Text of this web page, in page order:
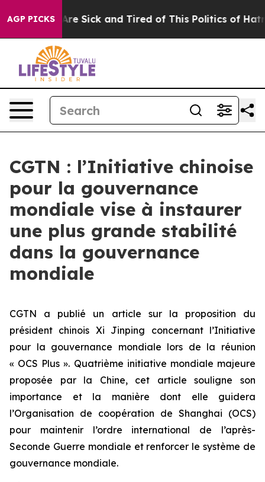
AGP PICKSAre Sick and Tired of This Politics of Hatred”
CGTN : l’Initiative chinoise
pour la gouvernance
mondiale vise à instaurer
une plus grande stabilité
dans la gouvernance
mondiale
CGTN a publié un article sur la proposition du
président chinois Xi Jinping concernant l’Initiative
pour la gouvernance mondiale lors de la réunion
« OCS Plus ». Quatrième initiative mondiale majeure
proposée par la Chine, cet article souligne son
importance et la manière dont elle guidera
l’Organisation de coopération de Shanghai (OCS)
pour maintenir l’ordre international de l’après-
Seconde Guerre mondiale et renforcer le système de
gouvernance mondiale.